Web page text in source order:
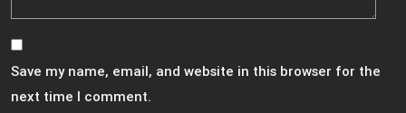
Save my name, email, and website in this browser for the
next time I comment.